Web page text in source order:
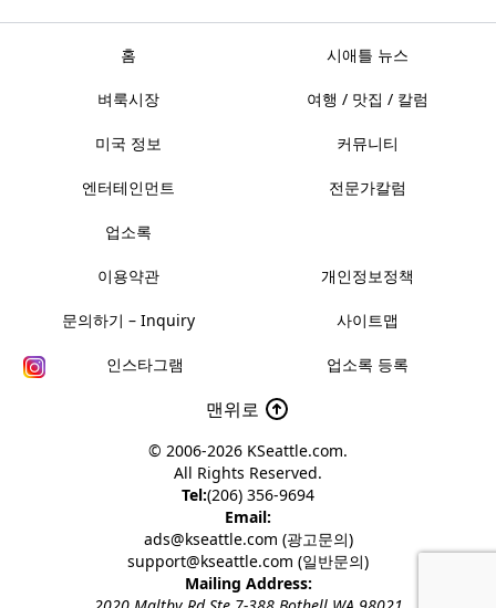
홈 시애틀 뉴스
벼룩시장 여행 / 맛집 / 칼럼
미국 정보 커뮤니티
엔터테인먼트 전문가칼럼
업소록
이용약관 개인정보정책
문의하기 – Inquiry 사이트맵
인스타그램 업소록 등록
맨위로
© 2006-2026 KSeattle.com.
All Rights Reserved.
Tel:(206) 356-9694
Email:
ads@kseattle.com (광고문의)
support@kseattle.com (일반문의)
Mailing Address: